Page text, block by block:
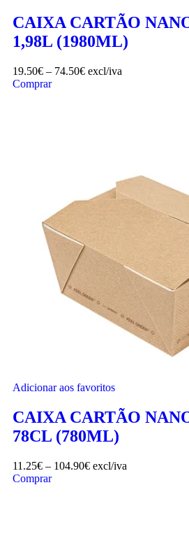
CAIXA CARTÃO
1,98L (1980ML)
19.50€ – 74.50€ excl/iva
Comprar
Adicionar aos favoritos
CAIXA CARTÃO
78CL (780ML)
11.25€ – 104.90€ excl/iva
Comprar